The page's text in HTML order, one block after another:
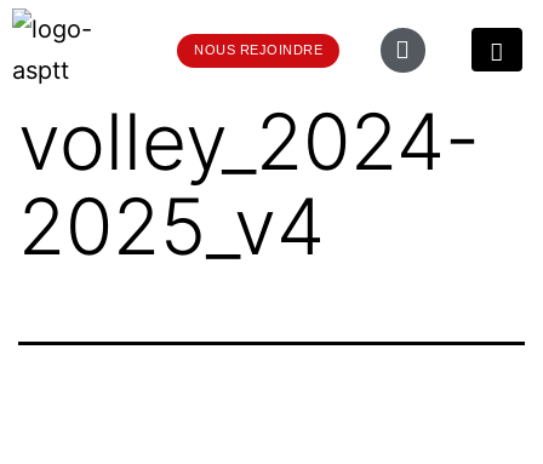
NOUS REJOINDRE
volley_2024-
2025_v4